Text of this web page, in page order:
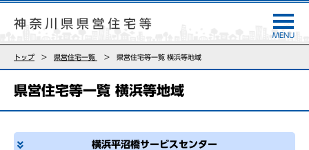
トップ 県営住宅一覧 県営住宅等一覧 横浜等地域
県営住宅等一覧 横浜等地域
横浜平沼橋サービスセンター